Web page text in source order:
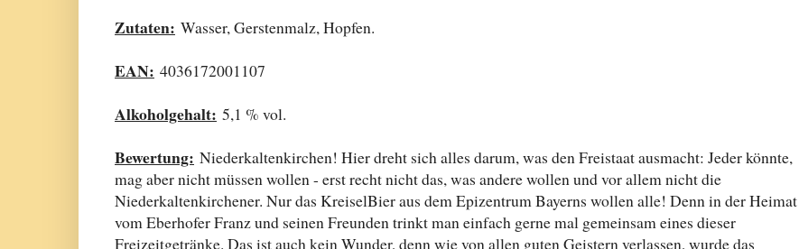
Zutaten: Wasser, Gerstenmalz, Hopfen.
EAN: 4036172001107
Alkoholgehalt: 5,1 % vol.
Bewertung: Niederkaltenkirchen! Hier dreht sich alles darum, was den Freistaat ausmacht: Jeder könnte,
mag aber nicht müssen wollen - erst recht nicht das, was andere wollen und vor allem nicht die
Niederkaltenkirchener. Nur das KreiselBier aus dem Epizentrum Bayerns wollen alle! Denn in der Heimat
vom Eberhofer Franz und seinen Freunden trinkt man einfach gerne mal gemeinsam eines dieser
Freizeitgetränke. Das ist auch kein Wunder, denn wie von allen guten Geistern verlassen, wurde das